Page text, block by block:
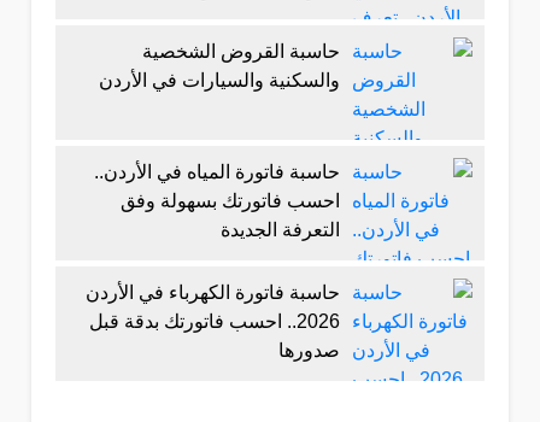
حاسبة القروض الشخصية
والسكنية والسيارات في الأردن
حاسبة فاتورة المياه في الأردن..
احسب فاتورتك بسهولة وفق
التعرفة الجديدة
حاسبة فاتورة الكهرباء في الأردن
2026.. احسب فاتورتك بدقة قبل
صدورها